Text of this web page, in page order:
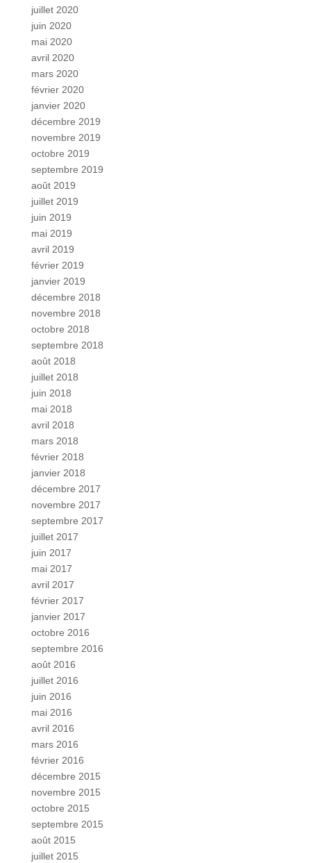
juillet 2020
juin 2020
mai 2020
avril 2020
mars 2020
février 2020
janvier 2020
décembre 2019
novembre 2019
octobre 2019
septembre 2019
août 2019
juillet 2019
juin 2019
mai 2019
avril 2019
février 2019
janvier 2019
décembre 2018
novembre 2018
octobre 2018
septembre 2018
août 2018
juillet 2018
juin 2018
mai 2018
avril 2018
mars 2018
février 2018
janvier 2018
décembre 2017
novembre 2017
septembre 2017
juillet 2017
juin 2017
mai 2017
avril 2017
février 2017
janvier 2017
octobre 2016
septembre 2016
août 2016
juillet 2016
juin 2016
mai 2016
avril 2016
mars 2016
février 2016
décembre 2015
novembre 2015
octobre 2015
septembre 2015
août 2015
juillet 2015